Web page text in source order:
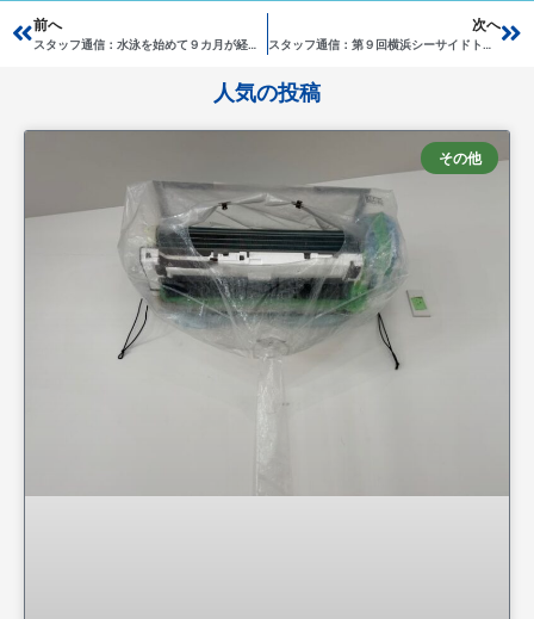
Prev
前へ
スタッフ通信：水泳を始めて９カ月が経った現在の泳力は・・・
次へ
スタッフ通信：第９回横浜シーサイドトライアスロン大会に参加してきた
人気の投稿
その他